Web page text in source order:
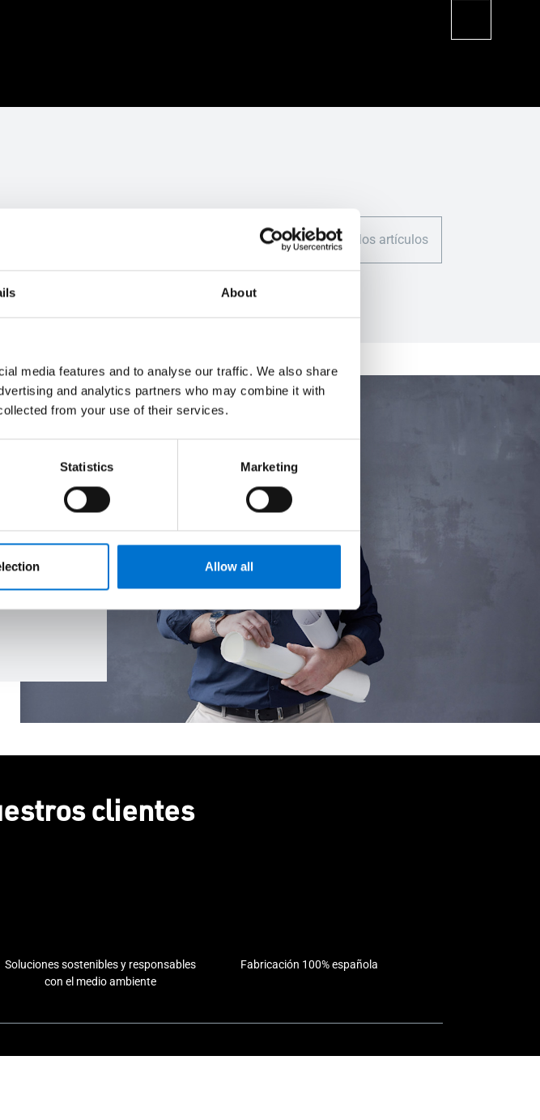
About
media features and to analyse our traffic. We also share
and analytics partners who may combine it with
from your use of their services.
Statistics Marketing
Allow all
plurifamiliares;
Sostenibilidad Todos los artículos
clientes
Soluciones sostenibles y responsables
con el medio ambiente
Fabricación 100% española